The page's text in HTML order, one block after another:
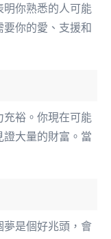
你熟悉的人可能
你的愛、支援和
裕。你現在可能
證大量的財富。當
夢是個好兆頭，會